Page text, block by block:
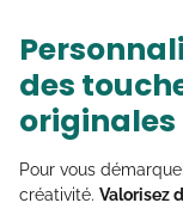
des
originales
Pour vous
créativité. Valorisez